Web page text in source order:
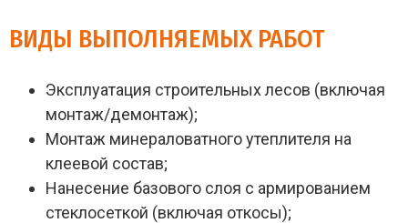
ВИДЫ ВЫПОЛНЯЕМЫХ РАБОТ
Эксплуатация строительных лесов (включая
монтаж/демонтаж);
Монтаж минераловатного утеплителя на
клеевой состав;
Нанесение базового слоя с армированием
стеклосеткой (включая откосы);